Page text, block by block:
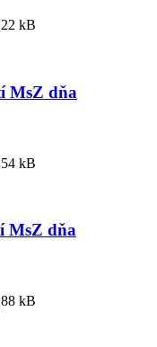
kB
MsZ dňa
kB
MsZ dňa
kB